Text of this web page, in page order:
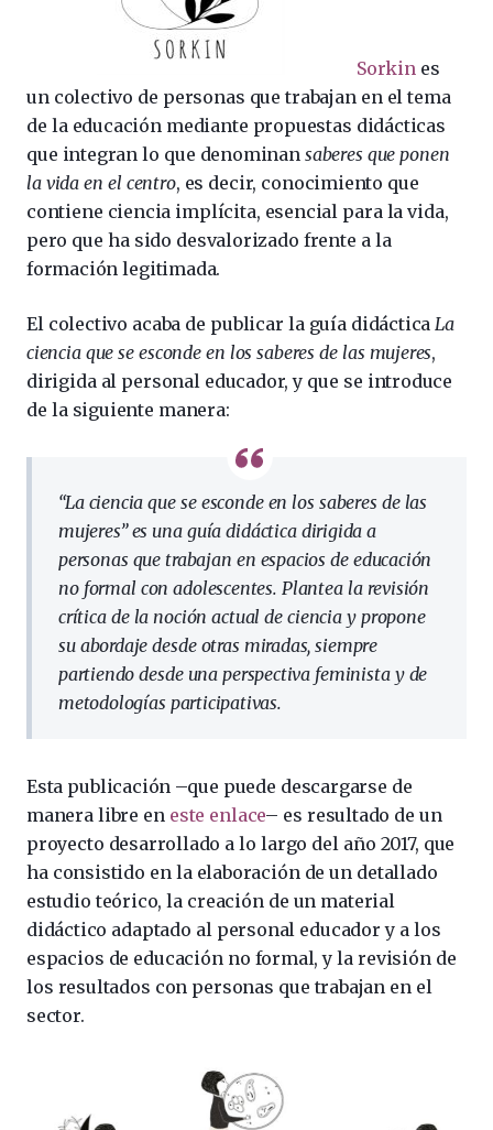
Sorkines
un colectivo de personas que trabajan en el tema
de la educación mediante propuestas didácticas
que integran lo que denominansaberes que ponen
la vida en el centro, es decir, conocimiento que
contiene ciencia implícita, esencial para la vida,
pero que ha sido desvalorizado frente a la
formación legitimada.
El colectivo acaba de publicar la guía didácticaLa
ciencia que se esconde en los saberes de las mujeres,
dirigida al personal educador, y que se introduce
de la siguiente manera:
“La ciencia que se esconde en los saberes de las
mujeres” es una guía didáctica dirigida a
personas que trabajan en espacios de educación
no formal con adolescentes. Plantea la revisión
crítica de la noción actual de ciencia y propone
su abordaje desde otras miradas, siempre
partiendo desde una perspectiva feminista y de
metodologías participativas.
Esta publicación –que puede descargarse de
manera libre en este enlace– es resultado de un
proyecto desarrollado a lo largo del año 2017, que
ha consistido en la elaboración de un detallado
estudio teórico, la creación de un material
didáctico adaptado al personal educador y a los
espacios de educación no formal, y la revisión de
los resultados con personas que trabajan en el
sector.